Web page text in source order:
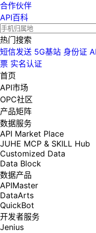
合作伙伴
API百科
热门搜索
短信发送 5G基站 身份证
票 实名认证
首页
API市场
OPC社区
产品矩阵
数据服务
API Market Place
JUHE MCP & SKILL Hub
Customized Data
Data Block
数据产品
APIMaster
DataArts
QuickBot
开发者服务
Jenius